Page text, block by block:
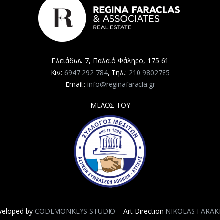
Πλειάδων 7, Παλαιό Φάληρο, 175 61
Κιν: 6947 292 784, Τηλ.: 210 9802785
Email.: info@reginafaracla.gr
ΜΕΛΟΣ ΤΟΥ
by CODEMONKEYS STUDIO – Art Direction NIKOLAS